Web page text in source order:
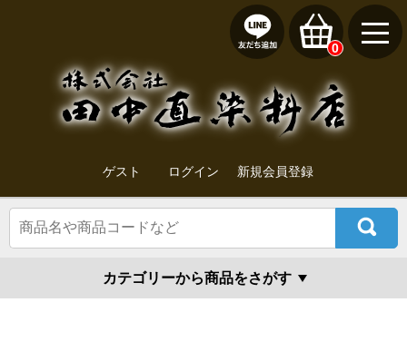
ゲスト ログイン 新規会員登録
0
カテゴリーから商品をさがす